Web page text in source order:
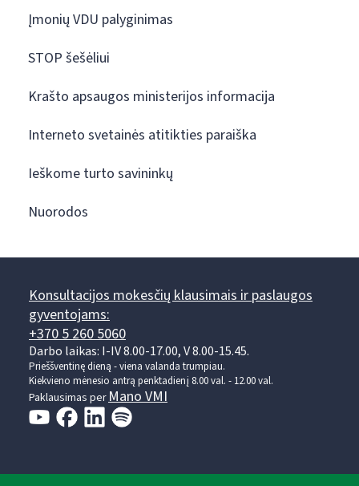
Įmonių VDU palyginimas
STOP šešėliui
Krašto apsaugos ministerijos informacija
Interneto svetainės atitikties paraiška
Ieškome turto savininkų
Nuorodos
Konsultacijos mokesčių klausimais ir paslaugos
gyventojams:
+370 5 260 5060
Darbo laikas: I-IV 8.00-17.00, V 8.00-15.45.
Prieššventinę dieną - viena valanda trumpiau.
Kiekvieno mėnesio antrą penktadienį 8.00 val. - 12.00 val.
Paklausimas per Mano VMI